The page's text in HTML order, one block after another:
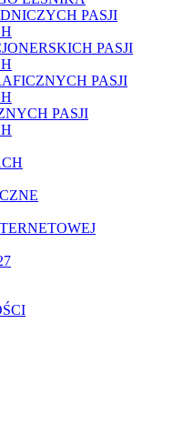
PASJI
PASJI
PASJI
PASJI